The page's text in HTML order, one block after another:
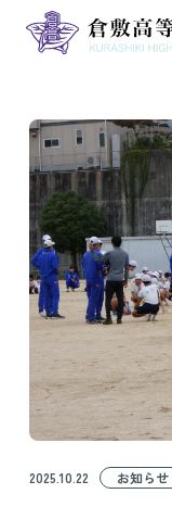
2025.10.22 お知らせ